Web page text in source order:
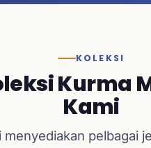
KOLEKSI
Kurma
Kami
menyediakan pelbagai